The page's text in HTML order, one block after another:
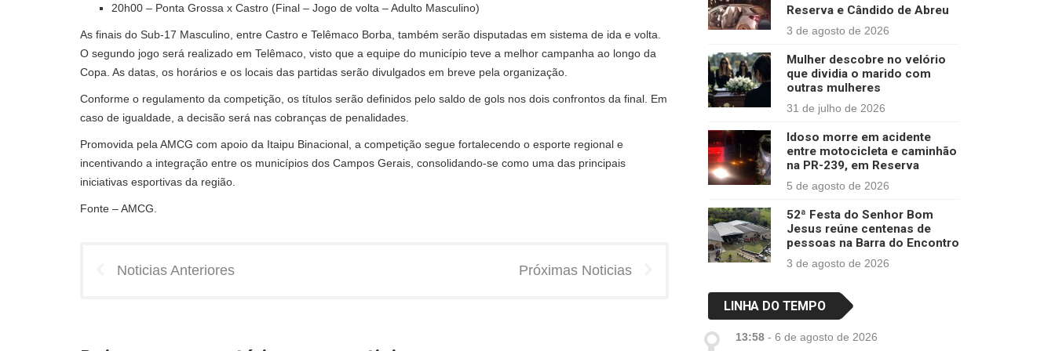
20h00 – Ponta Grossa x Castro (Final – Jogo de volta – Adulto Masculino)
As finais do Sub-17 Masculino, entre Castro e Telêmaco Borba, também serão disputadas em sistema de ida e volta.
O segundo jogo será realizado em Telêmaco, visto que a equipe do município teve a melhor campanha ao longo da
Copa. As datas, os horários e os locais das partidas serão divulgados em breve pela organização.
Conforme o regulamento da competição, os títulos serão definidos pelo saldo de gols nos dois confrontos da final. Em
caso de igualdade, a decisão será nas cobranças de penalidades.
Promovida pela AMCG com apoio da Itaipu Binacional, a competição segue fortalecendo o esporte regional e
incentivando a integração entre os municípios dos Campos Gerais, consolidando-se como uma das principais
iniciativas esportivas da região.
Fonte – AMCG.
Noticias Anteriores Próximas Noticias
Reserva e Cândido de Abreu
3 de agosto de 2026
Mulher descobre no velório
que dividia o marido com
outras mulheres
31 de julho de 2026
Idoso morre em acidente
entre motocicleta e caminhão
na PR-239, em Reserva
5 de agosto de 2026
52ª Festa do Senhor Bom
Jesus reúne centenas de
pessoas na Barra do Encontro
3 de agosto de 2026
LINHA DO TEMPO
13:58 - 6 de agosto de 2026